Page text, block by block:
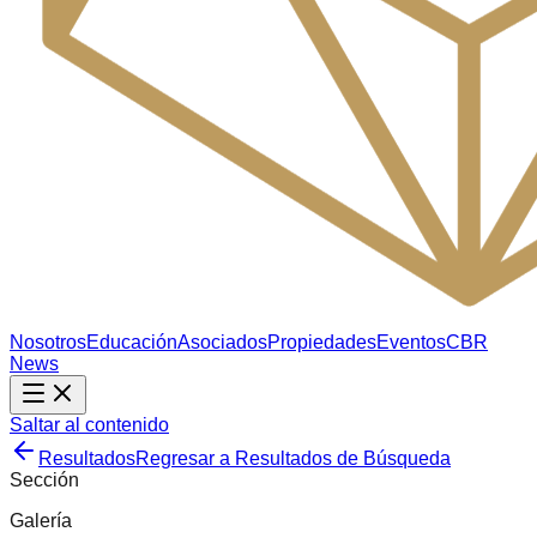
NosotrosEducaciónAsociadosPropiedadesEventosCBR
News
Saltar al contenido
ResultadosRegresar a Resultados de Búsqueda
Sección
Galería